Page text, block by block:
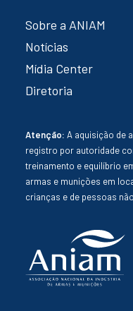
Sobre a ANIAM
Notícias
Mídia Center
Diretoria
Atenção: A aquisição de
registro por autoridade
treinamento e equilíbrio
armas e munições em
crianças e de pessoas